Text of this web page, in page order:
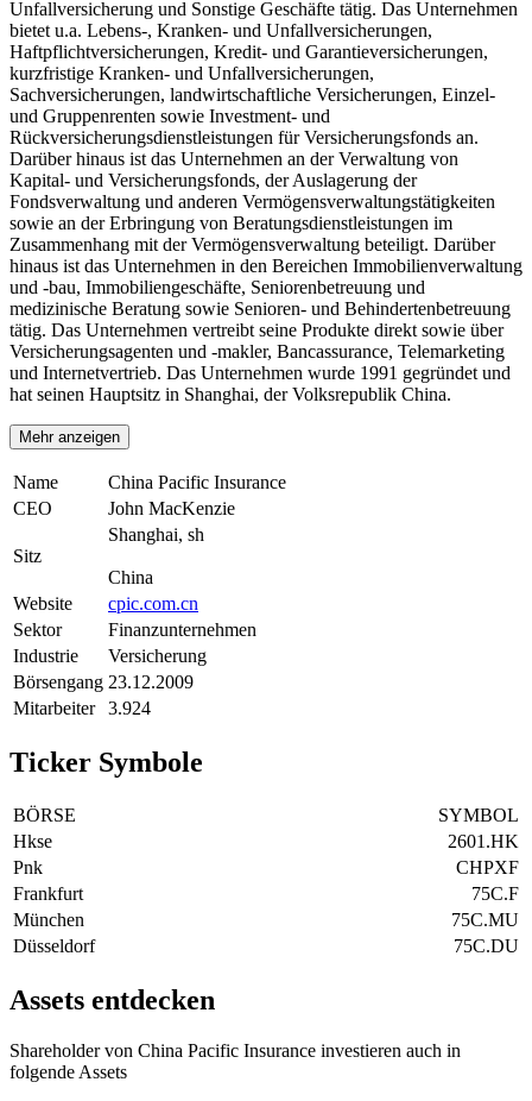
Unfallversicherung und Sonstige Geschäfte tätig. Das Unternehmen
bietet u.a. Lebens-, Kranken- und Unfallversicherungen,
Haftpflichtversicherungen, Kredit- und Garantieversicherungen,
kurzfristige Kranken- und Unfallversicherungen,
Sachversicherungen, landwirtschaftliche Versicherungen, Einzel-
und Gruppenrenten sowie Investment- und
Rückversicherungsdienstleistungen für Versicherungsfonds an.
Darüber hinaus ist das Unternehmen an der Verwaltung von
Kapital- und Versicherungsfonds, der Auslagerung der
Fondsverwaltung und anderen Vermögensverwaltungstätigkeiten
sowie an der Erbringung von Beratungsdienstleistungen im
Zusammenhang mit der Vermögensverwaltung beteiligt. Darüber
hinaus ist das Unternehmen in den Bereichen Immobilienverwaltung
und -bau, Immobiliengeschäfte, Seniorenbetreuung und
medizinische Beratung sowie Senioren- und Behindertenbetreuung
tätig. Das Unternehmen vertreibt seine Produkte direkt sowie über
Versicherungsagenten und -makler, Bancassurance, Telemarketing
und Internetvertrieb. Das Unternehmen wurde 1991 gegründet und
hat seinen Hauptsitz in Shanghai, der Volksrepublik China.
Mehr anzeigen
Name
China Pacific Insurance
CEO
John MacKenzie
Sitz
Shanghai, sh
China
Website
cpic.com.cn
Sektor
Finanzunternehmen
Industrie
Versicherung
Börsengang 23.12.2009
Mitarbeiter
3.924
Ticker Symbole
BÖRSE
SYMBOL
Hkse
2601.HK
Pnk
CHPXF
Frankfurt
75C.F
München
75C.MU
Düsseldorf
75C.DU
Assets entdecken
Shareholder von China Pacific Insurance investieren auch in
folgende Assets